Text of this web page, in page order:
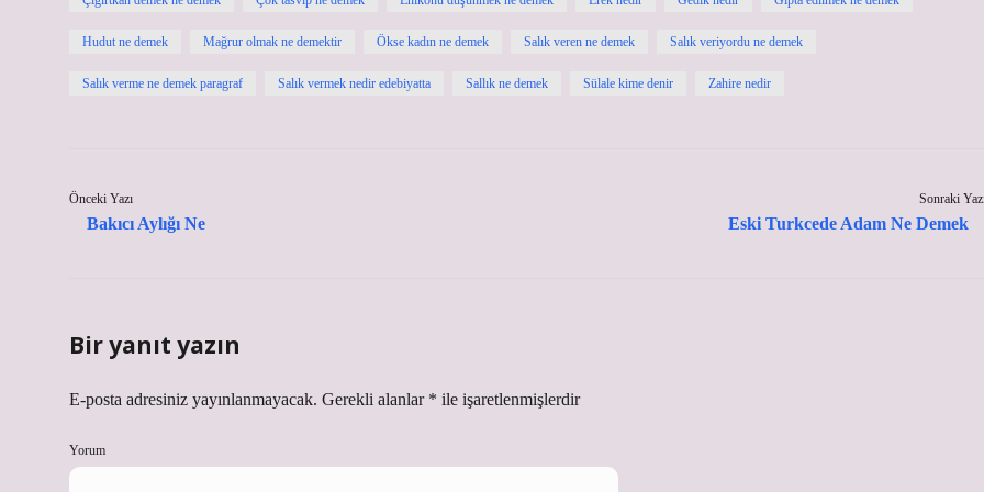
Hudut ne demek Mağrur olmak ne demektir Ökse kadın ne demek Salık veren ne demek Salık veriyordu ne demek
Salık verme ne demek paragraf Salık vermek nedir edebiyatta Sallık ne demek Sülale kime denir Zahire nedir
Önceki Yazı
Bakıcı Aylığı Ne
Sonraki
Eski Turkcede Adam Ne Demek
Bir yanıt yazın
E-posta adresiniz yayınlanmayacak. Gerekli alanlar * ile işaretlenmişlerdir
Yorum